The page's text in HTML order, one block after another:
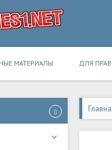
МАТЕРИАЛЫ ДЛЯ